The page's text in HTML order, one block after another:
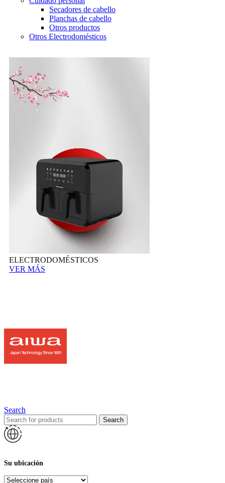
Secadores de cabello
Planchas de cabello
Otros productos
Otros Electrodomésticos
ELECTRODOMÉSTICOS
VER MÁS
Search
Search
Su ubicación